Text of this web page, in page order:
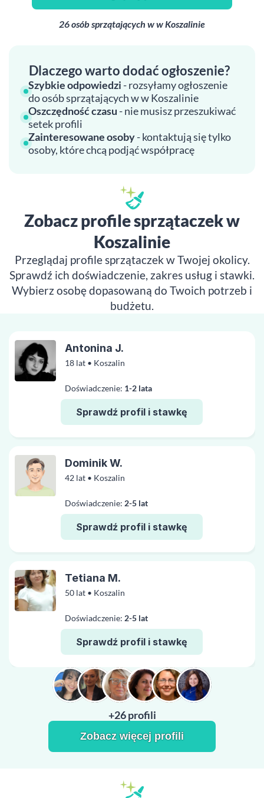
26 osób sprzątających w w Koszalinie
Dlaczego warto dodać ogłoszenie?
Szybkie odpowiedzi - rozsyłamy ogłoszenie
do osób sprzątających w w Koszalinie
Oszczędność czasu - nie musisz przeszukiwać
setek profili
Zainteresowane osoby- kontaktują się tylko
osoby, które chcą podjąć współpracę
Zobacz profile sprzątaczek w
Koszalinie
Przeglądaj profile sprzątaczek w Twojej okolicy.
Sprawdź ich doświadczenie, zakres usług i stawki.
Wybierz osobę dopasowaną do Twoich potrzeb i
budżetu.
18 lat • Koszalin
Doświadczenie: 1-2 lata
Sprawdź profil i stawkę
Antonina J.
42 lat • Koszalin
Doświadczenie: 2-5 lat
Sprawdź profil i stawkę
Dominik W.
50 lat • Koszalin
Doświadczenie: 2-5 lat
Sprawdź profil i stawkę
Tetiana M.
+26 profili
Zobacz więcej profili